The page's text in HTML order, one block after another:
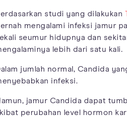
studi yang dilakukan
mengalami infeksi jamur
seumur hidupnya dan
lebih dari satu kali.
jumlah normal, Candida
infeksi.
jamur Candida dapat
perubahan level hormon